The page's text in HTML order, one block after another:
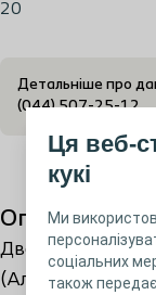
Ця веб-
кукі
Ми
соціальних
також
20
Детальніше про
(044) 507-25-12
Опис
(Алтерна) має